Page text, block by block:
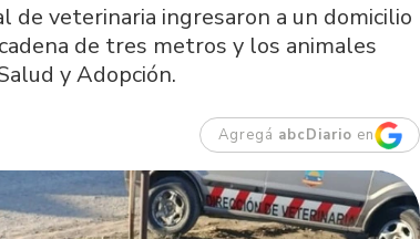
de veterinaria ingresaron a un domicilio
de tres metros y los animales
y Adopción.
Agregá abcDiario en